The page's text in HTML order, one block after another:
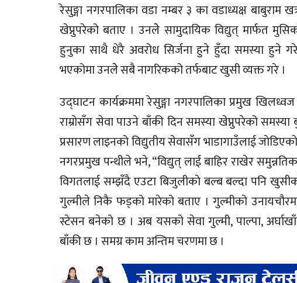
रेसुङ्गा नगरपालिका वडा नम्बर ३ का वडाध्यक्ष बाबुराम
खेप्नुपरेको बताए । उनलेे सामुदायिक विद्युत् मार्फत
हुनुका साथै धेरै अवरोध सिर्जना हुने हुँदा समस्या हुने
भएकोमा उनलेे सबै नागरिकको तर्फबाट खुसी व्यक्त गरे ।
उद्घाटन कार्यक्रममा रेसुङ्गा नगरपालिका प्रमुख
राम्रोसँग सेवा पाउने बाँकी दिन समस्या खेप्नुपरेको
प्रसारण लाइनको विद्युतीय सेवासँग भाडागाउँलाई जाेडिएकाे
नगरप्रमुख पन्थीले भने, “विद्युत् लाई बाहिर राखेर
विगतलाई सम्झँदै एउटा बिजुलीकाे बल्ब बल्दा पनि
गुल्मीले निकै फड्को मारेको बताए । गुल्मीको
स्टेसन बनेको छ । अब यसको सेवा गुल्मी, पाल्पा,
बाँकी छ । समग्र काम अन्तिम चरणमा छ ।